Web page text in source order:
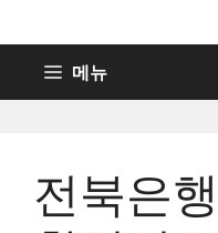
텐
로
메뉴
전북은